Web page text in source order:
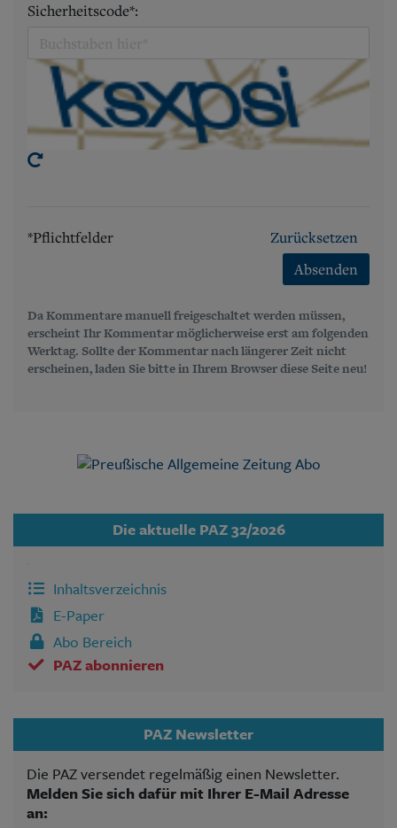
Sicherheitscode*:
*Pflichtfelder
Zurücksetzen
Absenden
Da Kommentare manuell freigeschaltet werden müssen,
erscheint Ihr Kommentar möglicherweise erst am folgenden
Werktag. Sollte der Kommentar nach längerer Zeit nicht
erscheinen, laden Sie bitte in Ihrem Browser diese Seite neu!
Die aktuelle PAZ 32/2026
Inhaltsverzeichnis
E-Paper
Abo Bereich
PAZ abonnieren
PAZ Newsletter
Die PAZ versendet regelmäßig einen Newsletter.
Melden Sie sich dafür mit Ihrer E-Mail Adresse
an: